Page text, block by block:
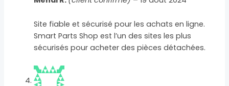
Site fiable et sécurisé pour les achats en ligne.
Smart Parts Shop est l’un des sites les plus
sécurisés pour acheter des pièces détachées.